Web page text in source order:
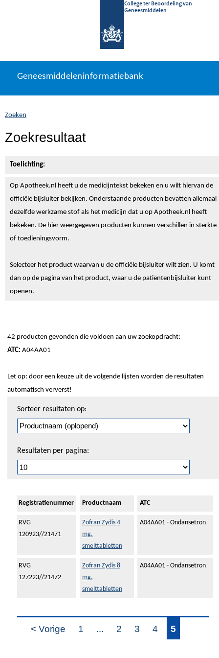
College ter Beoordeling van
Geneesmiddelen
naar
Geneesmiddeleninformatiebank
U
zich
hier:
Geneesmiddeleninformatiebank
Zoeken
Zoekresultaat
Toelichting:
Op Apotheek.nl heeft u de medicijntekst bekeken en u wilt hiervan de
officiële bijsluiter bekijken. Onderstaande producten bevatten allemaal
dezelfde werkzame stof als het medicijn dat u op Apotheek.nl heeft
bekeken. De hier weergegeven producten kunnen verschillen in sterkte
of toedieningsvorm.
Selecteer het product waarvan u de officiële bijsluiter wilt zien. U komt
dan op de pagina van het product, waar u de patiëntenbijsluiter kunt
openen.
42 producten gevonden die voldoen aan uw zoekopdracht:
ATC: A04AA01
Let op: door een keuze uit de volgende lijsten worden de resultaten
automatisch ververst!
pagineren
Sorteer resultaten op:
Resultaten per pagina:
Registratienummer Productnaam ATC
RVG
120923//21471
Zofran Zydis 4
mg,
smelttabletten
A04AA01 - Ondansetron
RVG
127223//21472
Zofran Zydis 8
mg,
smelttabletten
A04AA01 - Ondansetron
< Vorige 1 ... 2 3 4 5